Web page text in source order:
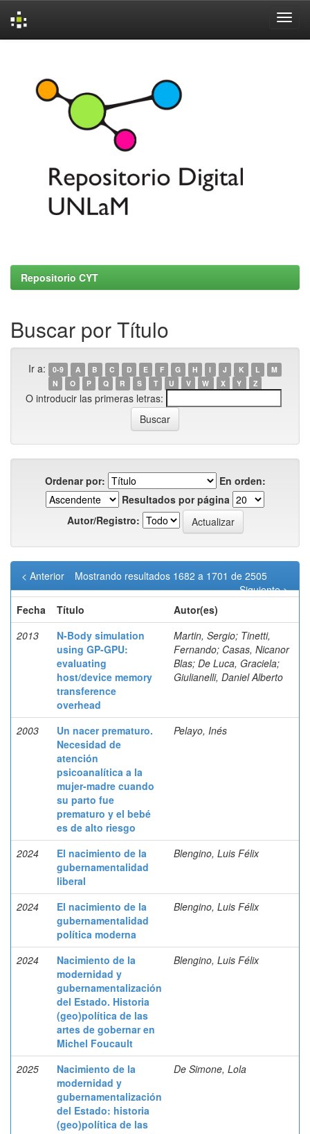
Repositorio CYT
Buscar por Título
Ir a: 0-9 A B C D E F G H I J K L
M
N
O P Q R S T U V W X Y Z
O introducir las primeras letras:
Ordenar por:
En orden:
Resultados por página
Autor/Registro:
Mostrando resultados 1682 a 1701 de 2505
< Anterior
Siguiente >
Fecha
Título
Autor(es)
2013
N-Body simulation
using GP-GPU:
evaluating
host/device memory
transference
overhead
Martin, Sergio; Tinetti,
Fernando; Casas, Nicanor
Blas; De Luca, Graciela;
Giulianelli, Daniel Alberto
2003
Un nacer prematuro.
Necesidad de
atención
psicoanalítica a la
mujer-madre cuando
su parto fue
prematuro y el bebé
es de alto riesgo
Pelayo, Inés
2024
El nacimiento de la
gubernamentalidad
liberal
Blengino, Luis Félix
2024
El nacimiento de la
gubernamentalidad
política moderna
Blengino, Luis Félix
2024
Nacimiento de la
modernidad y
gubernamentalización
del Estado. Historia
(geo)política de las
artes de gobernar en
Michel Foucault
Blengino, Luis Félix
2025
Nacimiento de la
modernidad y
gubernamentalización
del Estado: historia
(geo)política de las
De Simone, Lola